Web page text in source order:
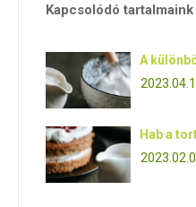
Kapcsolódó tartalmaink
A
Hab a